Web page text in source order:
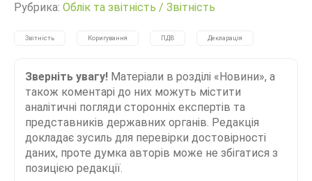
Рубрика: Облік та звітність / Звітність
Звітність Коригування ПДВ Декларація
Зверніть увагу! Матеріали в розділі «Новини», а
також коментарі до них можуть містити
аналітичні погляди сторонніх експертів та
представників державних органів. Редакція
докладає зусиль для перевірки достовірності
даних, проте думка авторів може не збігатися з
позицією редакції.